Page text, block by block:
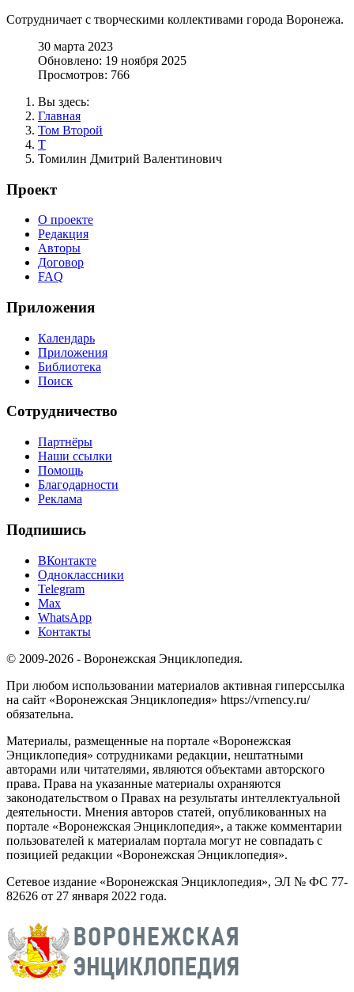
Сотрудничает с творческими коллективами города Воронежа.
30 марта 2023
Обновлено: 19 ноября 2025
Просмотров: 766
Вы здесь:
Главная
Том Второй
Т
Томилин Дмитрий Валентинович
Проект
О проекте
Редакция
Авторы
Договор
FAQ
Приложения
Календарь
Приложения
Библиотека
Поиск
Сотрудничество
Партнёры
Наши ссылки
Помощь
Благодарности
Реклама
Подпишись
ВКонтакте
Одноклассники
Telegram
Max
WhatsApp
Контакты
© 2009-2026 - Воронежская Энциклопедия.
При любом использовании материалов активная гиперссылка
на сайт «Воронежская Энциклопедия» https://vrnency.ru/
обязательна.
Материалы, размещенные на портале «Воронежская
Энциклопедия» сотрудниками редакции, нештатными
авторами или читателями, являются объектами авторского
права. Права на указанные материалы охраняются
законодательством о Правах на результаты интеллектуальной
деятельности. Мнения авторов статей, опубликованных на
портале «Воронежская Энциклопедия», а также комментарии
пользователей к материалам портала могут не совпадать с
позицией редакции «Воронежская Энциклопедия».
Сетевое издание «Воронежская Энциклопедия», ЭЛ № ФС 77-
82626 от 27 января 2022 года.